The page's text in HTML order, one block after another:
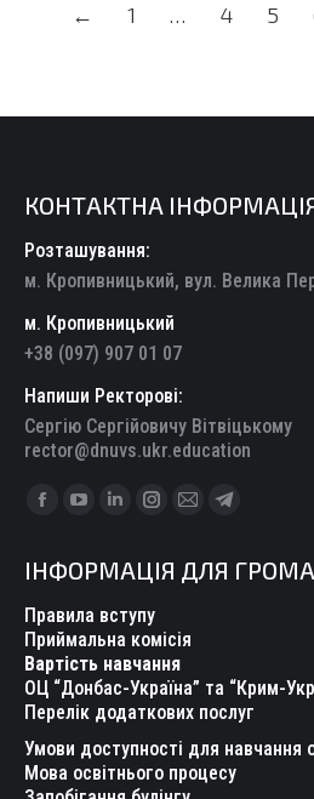
← 1 … 4 5
КОНТАКТНА
Розташування:
м. Кропивницький, вул. Велика
м. Кропивницький
+38 (097) 907 01 07
Напиши Ректорові:
Сергію Сергійовичу Вітвіцькому
rector@dnuvs.ukr.education
Find us on:
Facebook
opens
in
new
window
YouTube
opens
in
new
window
Linkedin
opens
in
new
window
Instagram
opens
in
new
window
Mail
opens
new
Telegram
opens
ІНФОРМАЦІЯ ДЛЯ
Правила вступу
Приймальна комісія
Вартість навчання
ОЦ “Донбас-Україна” та “Крим-
Перелік додаткових послуг
Умови доступності для навчання
Мова освітнього процесу